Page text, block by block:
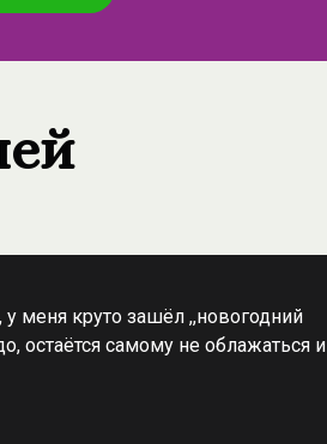
меня круто зашёл ,,новогодний
остаётся самому не облажаться и